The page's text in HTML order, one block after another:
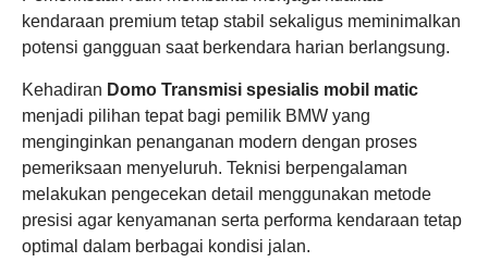
kendaraan premium tetap stabil sekaligus meminimalkan
potensi gangguan saat berkendara harian berlangsung.
Kehadiran Domo Transmisi spesialis mobil matic
menjadi pilihan tepat bagi pemilik BMW yang
menginginkan penanganan modern dengan proses
pemeriksaan menyeluruh. Teknisi berpengalaman
melakukan pengecekan detail menggunakan metode
presisi agar kenyamanan serta performa kendaraan tetap
optimal dalam berbagai kondisi jalan.